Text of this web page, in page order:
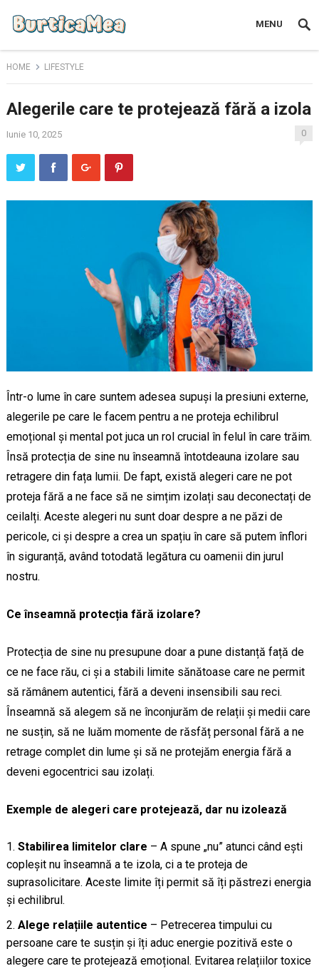
MENU
HOME LIFESTYLE
Alegerile care te protejează fără a izola
Iunie 10, 2025 0
Într-o lume în care suntem adesea supuși la presiuni externe,
alegerile pe care le facem pentru a ne proteja echilibrul
emoțional și mental pot juca un rol crucial în felul în care trăim.
Însă protecția de sine nu înseamnă întotdeauna izolare sau
retragere din fața lumii. De fapt, există alegeri care ne pot
proteja fără a ne face să ne simțim izolați sau deconectați de
ceilalți. Aceste alegeri nu sunt doar despre a ne păzi de
pericole, ci și despre a crea un spațiu în care să putem înflori
în siguranță, având totodată legătura cu oamenii din jurul
nostru.
Ce înseamnă protecția fără izolare?
Protecția de sine nu presupune doar a pune distanță față de
ce ne face rău, ci și a stabili limite sănătoase care ne permit
să rămânem autentici, fără a deveni insensibili sau reci.
Înseamnă să alegem să ne înconjurăm de relații și medii care
ne susțin, să ne luăm momente de răsfăț personal fără a ne
retrage complet din lume și să ne protejăm energia fără a
deveni egocentrici sau izolați.
Exemple de alegeri care protejează, dar nu izolează
Stabilirea limitelor clare – A spune „nu” atunci când ești
copleșit nu înseamnă a te izola, ci a te proteja de
suprasolicitare. Aceste limite îți permit să îți păstrezi energia
și echilibrul.
Alege relațiile autentice – Petrecerea timpului cu
persoane care te susțin și îți aduc energie pozitivă este o
alegere care te protejează emoțional. Evitarea relațiilor toxice